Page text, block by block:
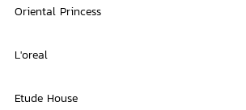
Oriental Princess
L'oreal
Etude House